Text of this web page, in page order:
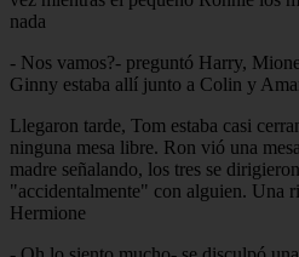
nada
- Nos vamos?- preguntó Harry,
Ginny estaba allí junto a Colin y
Llegaron tarde, Tom estaba casi
ninguna mesa libre. Ron vió una
madre señalando, los tres se
"accidentalmente" con alguien. Una
Hermione